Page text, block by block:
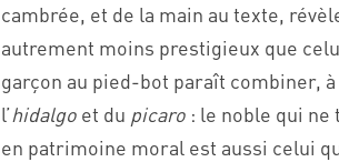
cambrée, et de la main au texte,
autrement moins prestigieux que
garçon au pied-bot paraît combiner,
l’hidalgo et du picaro : le noble qui ne
en patrimoine moral est aussi celui